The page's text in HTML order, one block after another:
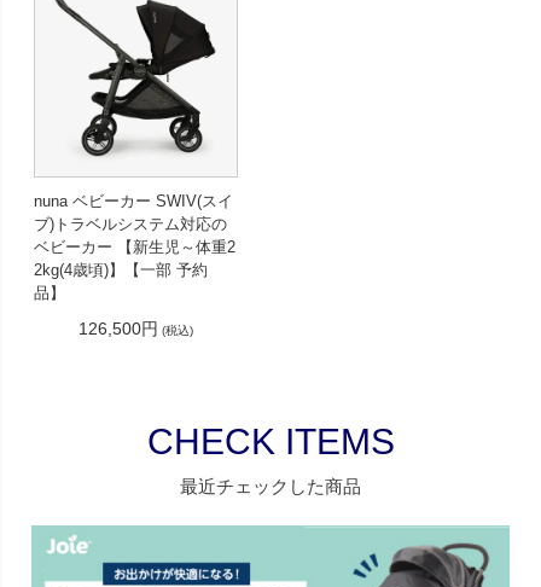
nuna ベビーカー SWIV(スイ
ブ)トラベルシステム対応の
ベビーカー 【新生児～体重2
2kg(4歳頃)】【一部 予約
品】
126,500円 (税込)
CHECK ITEMS
最近チェックした商品